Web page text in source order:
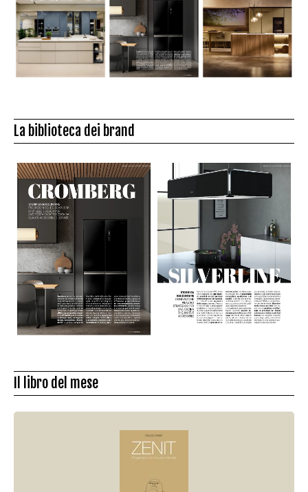
La biblioteca dei brand
Il libro del mese